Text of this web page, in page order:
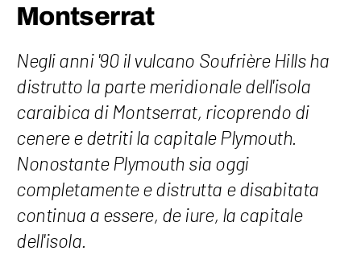
Montserrat
Negli anni '90 il vulcano Soufrière Hills ha
distrutto la parte meridionale dell'isola
caraibica di Montserrat, ricoprendo di
cenere e detriti la capitale Plymouth.
Nonostante Plymouth sia oggi
completamente e distrutta e disabitata
continua a essere, de iure, la capitale
dell'isola.